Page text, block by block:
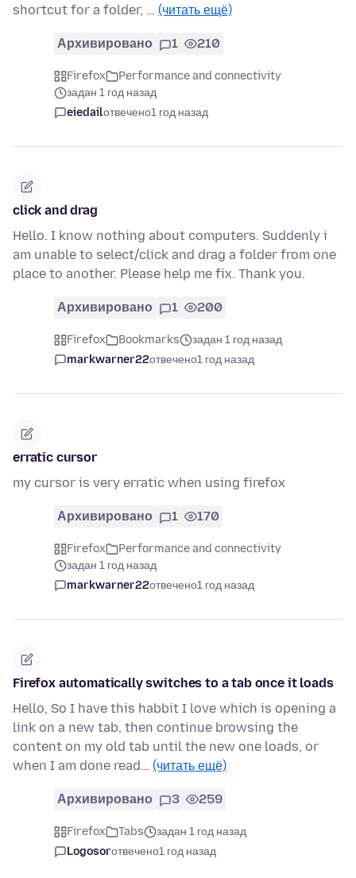
shortcut for a folder, … (читать ещё)
Архивировано 1 210
Firefox
Performance and connectivity
задан 1 год назад
eiedailотвечено1 год назад
click and drag
Hello. I know nothing about computers. Suddenly i
am unable to select/click and drag a folder from one
place to another. Please help me fix. Thank you.
Архивировано 1 200
Firefox Bookmarks
задан 1 год назад
markwarner22отвечено1 год назад
erratic cursor
my cursor is very erratic when using firefox
Архивировано 1 170
Firefox
Performance and connectivity
задан 1 год назад
markwarner22отвечено1 год назад
Firefox automatically switches to a tab once it loads
Hello, So I have this habbit I love which is opening a
link on a new tab, then continue browsing the
content on my old tab until the new one loads, or
when I am done read… (читать ещё)
Архивировано 3 259
Firefox Tabs
задан 1 год назад
Logosorотвечено1 год назад